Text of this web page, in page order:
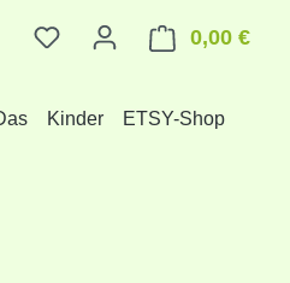
0,00 €
Kinder ETSY-Shop